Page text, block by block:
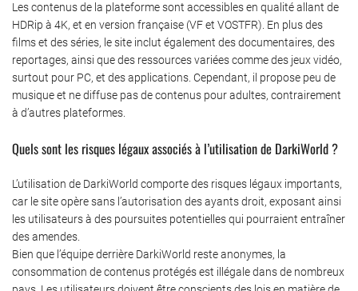
Les contenus de la plateforme sont accessibles en qualité allant de
HDRip à 4K, et en version française (VF et VOSTFR). En plus des
films et des séries, le site inclut également des documentaires, des
reportages, ainsi que des ressources variées comme des jeux vidéo,
surtout pour PC, et des applications. Cependant, il propose peu de
musique et ne diffuse pas de contenus pour adultes, contrairement
à d’autres plateformes.
Quels sont les risques légaux associés à l’utilisation de DarkiWorld ?
L’utilisation de DarkiWorld comporte des risques légaux importants,
car le site opère sans l’autorisation des ayants droit, exposant ainsi
les utilisateurs à des poursuites potentielles qui pourraient entraîner
des amendes.
Bien que l’équipe derrière DarkiWorld reste anonymes, la
consommation de contenus protégés est illégale dans de nombreux